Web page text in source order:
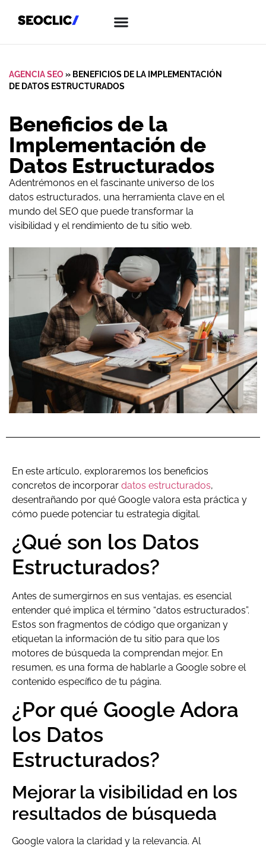
AGENCIA SEO» BENEFICIOS DE LA IMPLEMENTACIÓN
DE DATOS ESTRUCTURADOS
Beneficios de la
Implementación de
Datos Estructurados
Adentrémonos en el fascinante universo de los
datos estructurados, una herramienta clave en el
mundo del SEO que puede transformar la
visibilidad y el rendimiento de tu sitio web.
En este artículo, exploraremos los beneficios
concretos de incorporar datos estructurados,
desentrañando por qué Google valora esta práctica y
cómo puede potenciar tu estrategia digital.
¿Qué son los Datos
Estructurados?
Antes de sumergirnos en sus ventajas, es esencial
entender qué implica el término “datos estructurados”.
Estos son fragmentos de código que organizan y
etiquetan la información de tu sitio para que los
motores de búsqueda la comprendan mejor. En
resumen, es una forma de hablarle a Google sobre el
contenido específico de tu página.
¿Por qué Google Adora
los Datos
Estructurados?
Mejorar la visibilidad en los
resultados de búsqueda
Google valora la claridad y la relevancia. Al